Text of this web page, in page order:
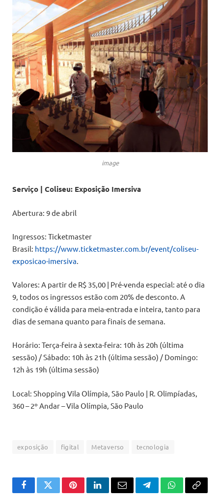
image
Serviço | Coliseu: Exposição Imersiva
Abertura: 9 de abril
Ingressos: Ticketmaster
Brasil: https://www.ticketmaster.com.br/event/coliseu-
exposicao-imersiva.
Valores: A partir de R$ 35,00 | Pré-venda especial: até o dia
9, todos os ingressos estão com 20% de desconto. A
condição é válida para meia-entrada e inteira, tanto para
dias de semana quanto para finais de semana.
Horário: Terça-feira à sexta-feira: 10h às 20h (última
sessão) / Sábado: 10h às 21h (última sessão) / Domingo:
12h às 19h (última sessão)
Local: Shopping Vila Olímpia, São Paulo | R. Olimpíadas,
360 – 2º Andar – Vila Olímpia, São Paulo
exposição figital Metaverso tecnologia
FacebookTwitterPinterestLinkedInEmail TelegramWhatsApp
Copiar